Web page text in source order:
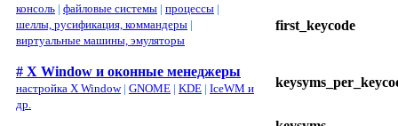
консоль | файловые системы | процессы |
шеллы, русификация, коммандеры |
виртуальные машины, эмуляторы
# X Window и оконные менеджеры
настройка X Window| GNOME | KDE | IceWM и
др.
first_keycode